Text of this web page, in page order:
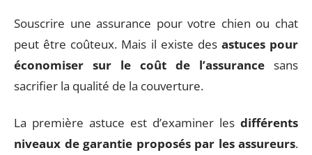
Souscrire une assurance pour votre chien ou chat
peut être coûteux. Mais il existe des astuces pour
économiser sur le coût de l’assurance sans
sacrifier la qualité de la couverture.
La première astuce est d’examiner les différents
niveaux de garantie proposés par les assureurs.